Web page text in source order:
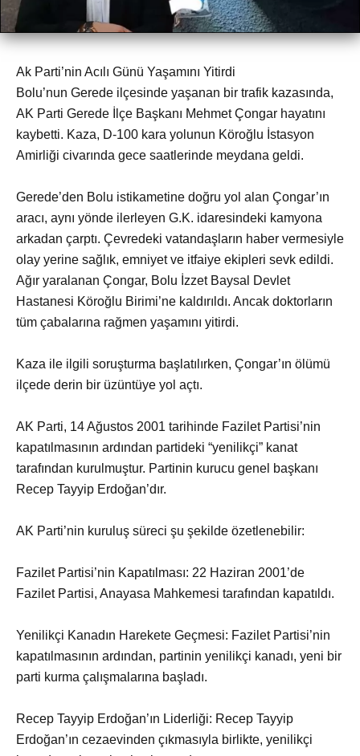
Ak Parti’nin Acılı Günü Yaşamını Yitirdi
Bolu’nun Gerede ilçesinde yaşanan bir trafik kazasında,
AK Parti Gerede İlçe Başkanı Mehmet Çongar hayatını
kaybetti. Kaza, D-100 kara yolunun Köroğlu İstasyon
Amirliği civarında gece saatlerinde meydana geldi.
Gerede’den Bolu istikametine doğru yol alan Çongar’ın
aracı, aynı yönde ilerleyen G.K. idaresindeki kamyona
arkadan çarptı. Çevredeki vatandaşların haber vermesiyle
olay yerine sağlık, emniyet ve itfaiye ekipleri sevk edildi.
Ağır yaralanan Çongar, Bolu İzzet Baysal Devlet
Hastanesi Köroğlu Birimi’ne kaldırıldı. Ancak doktorların
tüm çabalarına rağmen yaşamını yitirdi.
Kaza ile ilgili soruşturma başlatılırken, Çongar’ın ölümü
ilçede derin bir üzüntüye yol açtı.
AK Parti, 14 Ağustos 2001 tarihinde Fazilet Partisi’nin
kapatılmasının ardından partideki “yenilikçi” kanat
tarafından kurulmuştur. Partinin kurucu genel başkanı
Recep Tayyip Erdoğan’dır.
AK Parti’nin kuruluş süreci şu şekilde özetlenebilir:
Fazilet Partisi’nin Kapatılması: 22 Haziran 2001’de
Fazilet Partisi, Anayasa Mahkemesi tarafından kapatıldı.
Yenilikçi Kanadın Harekete Geçmesi: Fazilet Partisi’nin
kapatılmasının ardından, partinin yenilikçi kanadı, yeni bir
parti kurma çalışmalarına başladı.
Recep Tayyip Erdoğan’ın Liderliği: Recep Tayyip
Erdoğan’ın cezaevinden çıkmasıyla birlikte, yenilikçi